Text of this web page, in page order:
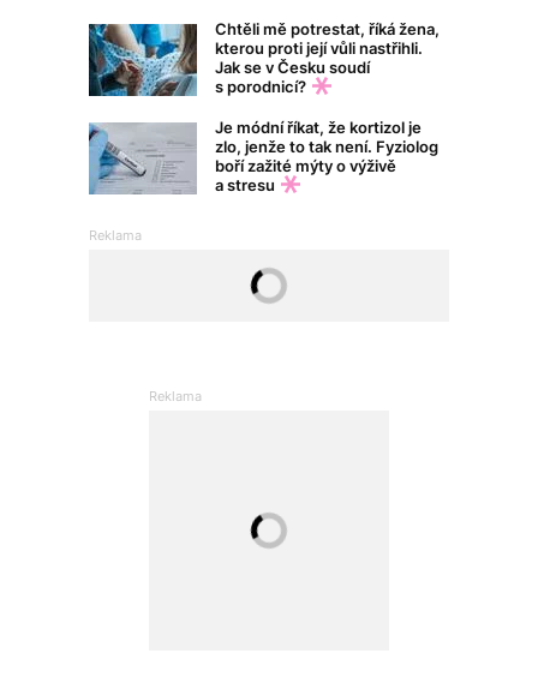
Chtěli mě potrestat, říká žena,
kterou proti její vůli nastřihli.
Jak se v Česku soudí
s porodnicí?
Je módní říkat, že kortizol je
zlo, jenže to tak není. Fyziolog
boří zažité mýty o výživě
a stresu